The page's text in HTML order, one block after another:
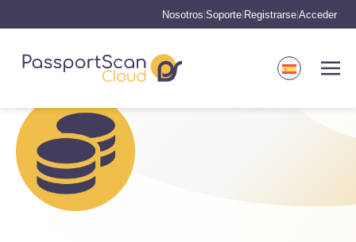
Nosotros Soporte Registrarse Acceder